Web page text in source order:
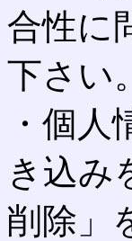
合性に
下さい。
・個
き込み
削除」